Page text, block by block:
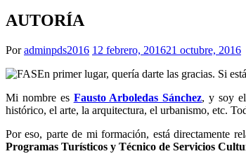
AUTORÍA
Poradminpds2016 12 febrero, 201621 octubre, 2016
En primer lugar, quería darte las gracias. Si
Mi nombre es Fausto Arboledas Sánchez, y soy
histórico, el arte, la arquitectura, el urbanismo, etc.
Por eso, parte de mi formación, está directamente
Programas Turísticos y Técnico de Servicios